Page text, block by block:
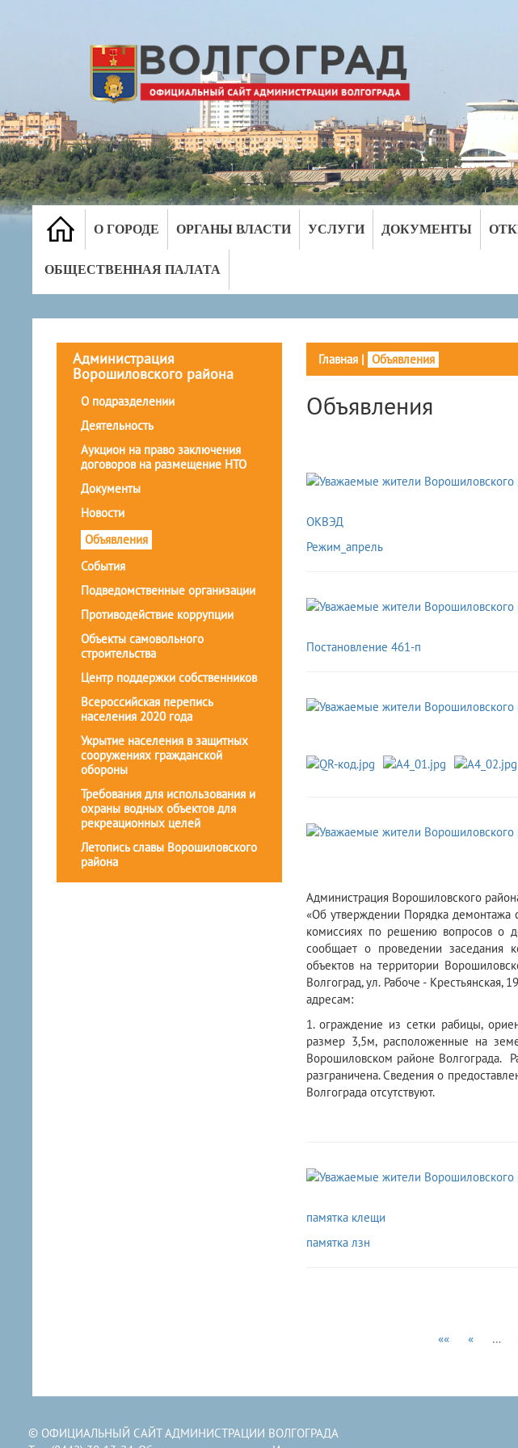
О ГОРОДЕ ОРГАНЫ ВЛАСТИ УСЛУГИ ДОКУМЕНТЫ
ОБЩЕСТВЕННАЯ ПАЛАТА
Администрация
Ворошиловского района
О подразделении
Деятельность
Аукцион на право заключения
договоров на размещение НТО
Документы
Новости
Объявления
События
Подведомственные организации
Противодействие коррупции
Объекты самовольного
строительства
Центр поддержки собственников
Всероссийская перепись
населения 2020 года
Укрытие населения в защитных
сооружениях гражданской
обороны
Требования для использования и
охраны водных объектов для
рекреационных целей
Летопись славы Ворошиловского
района
Главная| Объявления
Объявления
ОКВЭД
Режим_апрель
Постановление 461-п
Администрация Ворошиловского
«Об утверждении Порядка демонтажа
комиссиях по решению вопросов о
сообщает о проведении заседания
объектов на территории
Волгоград, ул. Рабоче -
адресам:
1. ограждение из сетки рабицы,
размер 3,5м, расположенные на
Ворошиловском районе Волгограда.
разграничена. Сведения о
Волгограда отсутствуют.
памятка клещи
памятка лзн
«« « …
© ОФИЦИАЛЬНЫЙ САЙТ АДМИНИСТРАЦИИ ВОЛГОГРАДА